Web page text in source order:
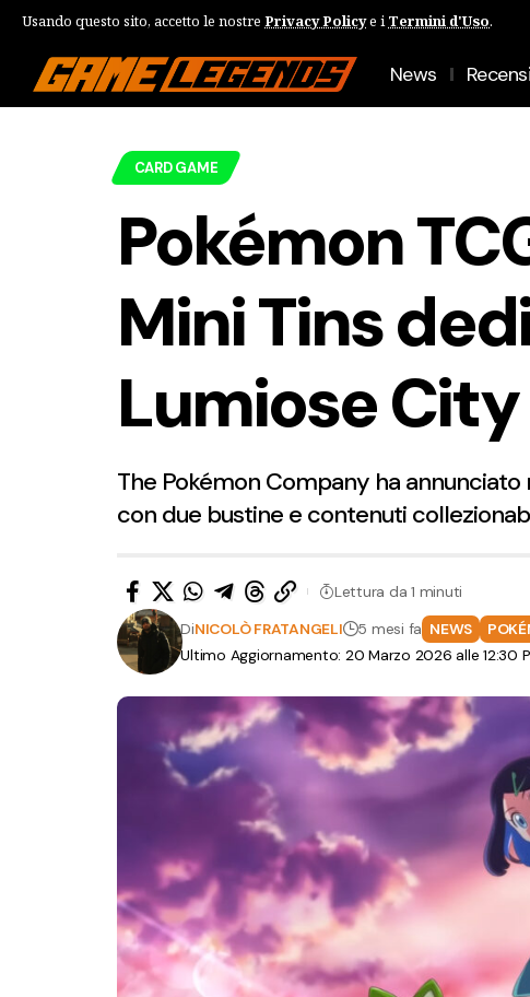
Usando questo sito, accetto le nostre Privacy Policye i Termini d'Uso.
News
CARD GAME
Pokémon
Mini Tins
Lumiose City
The Pokémon Company ha
con due bustine e contenuti
Ultimo Aggiornamento: 20 Marzo 2026 alle 12:30
DiNICOLÒ FRATANGELI 5 mesi fa NEWS
Lettura da 1 minuti